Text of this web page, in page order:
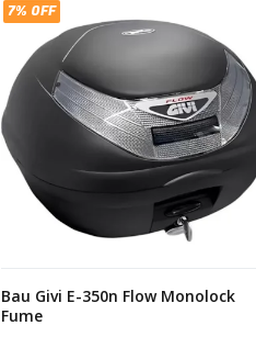
7% OFF
Bau Givi E-350n Flow Monolock
Fume